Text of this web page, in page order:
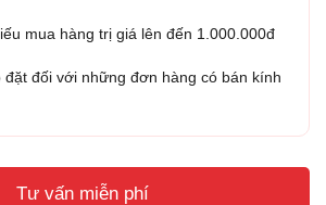
mua hàng trị giá lên đến 1.000.000đ
đặt đối với những đơn hàng có bán kính
Tư vấn miễn phí